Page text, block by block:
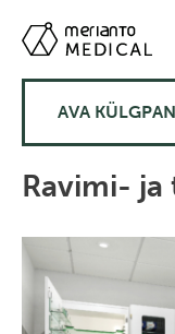
AVA
Ravimi-